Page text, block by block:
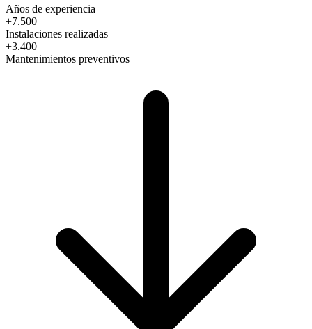
Años de experiencia
+7.500
Instalaciones realizadas
+3.400
Mantenimientos preventivos